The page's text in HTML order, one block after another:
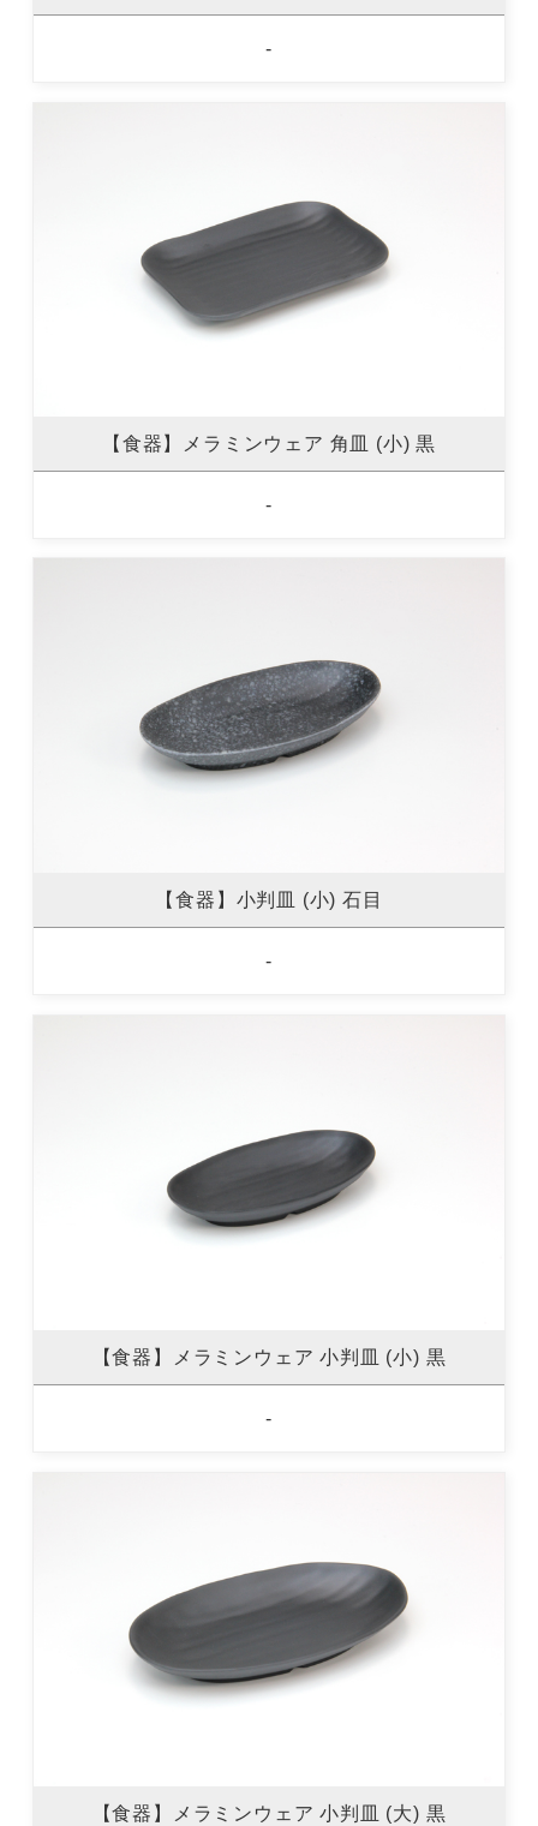
-
【食器】メラミンウェア 角皿 (小) 黒
-
【食器】小判皿 (小) 石目
-
【食器】メラミンウェア 小判皿 (小) 黒
-
【食器】メラミンウェア 小判皿 (大) 黒